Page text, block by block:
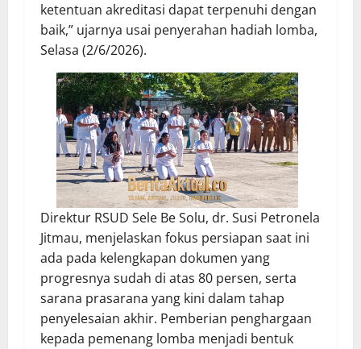
ketentuan akreditasi dapat terpenuhi dengan
baik,” ujarnya usai penyerahan hadiah lomba,
Selasa (2/6/2026).
Direktur RSUD Sele Be Solu, dr. Susi Petronela
Jitmau, menjelaskan fokus persiapan saat ini
ada pada kelengkapan dokumen yang
progresnya sudah di atas 80 persen, serta
sarana prasarana yang kini dalam tahap
penyelesaian akhir. Pemberian penghargaan
kepada pemenang lomba menjadi bentuk